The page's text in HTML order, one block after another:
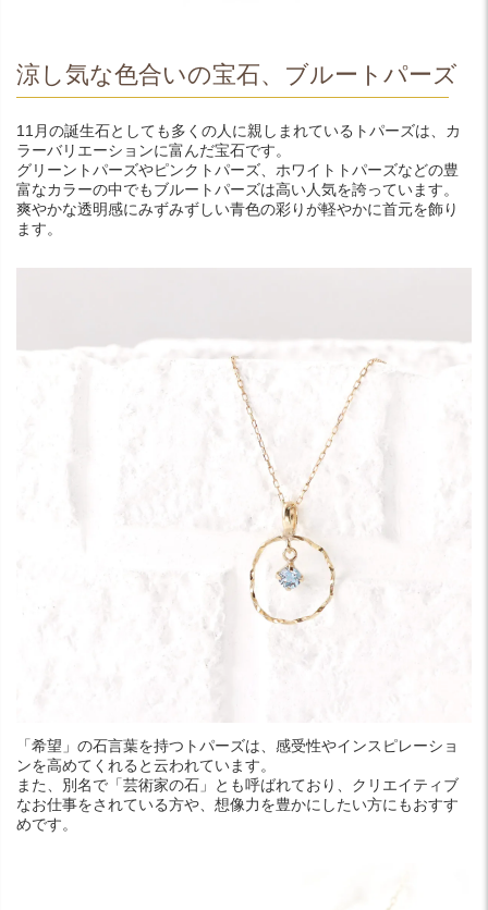
涼し気な色合いの宝石、ブルートパーズ
11月の誕生石としても多くの人に親しまれているトパーズは、カ
ラーバリエーションに富んだ宝石です。
グリーントパーズやピンクトパーズ、ホワイトトパーズなどの豊
富なカラーの中でもブルートパーズは高い人気を誇っています。
爽やかな透明感にみずみずしい青色の彩りが軽やかに首元を飾り
ます。
「希望」の石言葉を持つトパーズは、感受性やインスピレーショ
ンを高めてくれると云われています。
また、別名で「芸術家の石」とも呼ばれており、クリエイティブ
なお仕事をされている方や、想像力を豊かにしたい方にもおすす
めです。